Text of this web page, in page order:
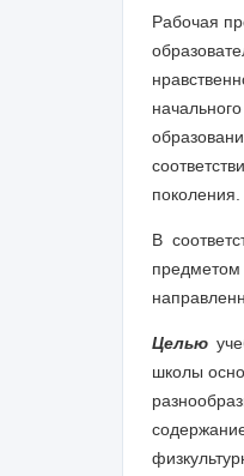
Рабочая
В
Целью
школы